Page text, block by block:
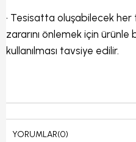
• Tesisatta oluşabilecek
zararını önlemek için
kullanılması tavsiye edilir.
YORUMLAR(0)